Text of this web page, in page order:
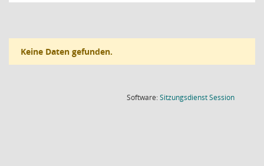
Keine Daten gefunden.
Software:SitzungsdienstSession(Wird in